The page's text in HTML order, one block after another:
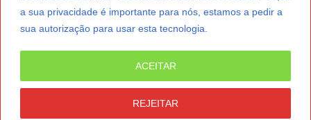
a sua privacidade é importante para nós, estamos a pedir a
sua autorização para usar esta tecnologia.
REJEITAR
ACEITAR
SUBSCREVER NEWSLETTER